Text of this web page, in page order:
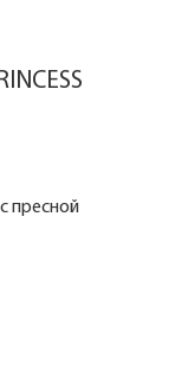
пресной